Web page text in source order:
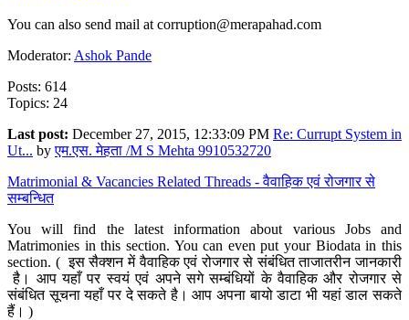
You can also send mail at corruption@merapahad.com
Moderator: Ashok Pande
Posts: 614
Topics: 24
Last post: December 27, 2015, 12:33:09 PM Re: Currupt System in
Ut... byएम.एस. मेहता /M S Mehta 9910532720
Matrimonial & Vacancies Related Threads - वैवाहिक एवं रोजगार से
सम्बन्धित
You will find the latest information about various Jobs and
Matrimonies in this section. You can even put your Biodata in this
section. ( इस सैक्शन में वैवाहिक एवं रोजगार से संबंधित ताजातरीन जानकारी
है। आप यहाँ पर स्वयं एवं अपने सगे सम्बंधियों के वैवाहिक और रोजगार से
संबंधित सूचना यहाँ पर दे सकते है। आप अपना बायो डाटा भी यहां डाल सकते
हैं। )